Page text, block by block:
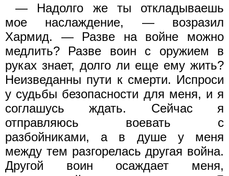
— Надолго же ты откладываешь
мое наслаждение, — возразил
Хармид. — Разве на войне можно
медлить? Разве воин с оружием в
руках знает, долго ли еще ему жить?
Неизведанны пути к смерти. Испроси
у судьбы безопасности для меня, и я
соглашусь ждать. Сейчас я
отправляюсь воевать с
разбойниками, а в душе у меня
между тем разгорелась другая война.
Другой воин осаждает меня,